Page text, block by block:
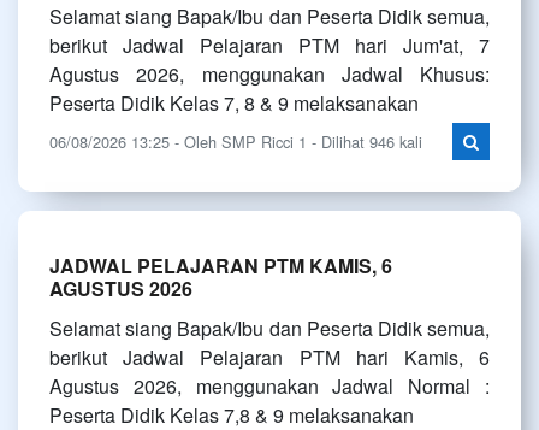
Selamat siang Bapak/Ibu dan Peserta Didik semua,
berikut Jadwal Pelajaran PTM hari Jum'at, 7
Agustus 2026, menggunakan Jadwal Khusus:
Peserta Didik Kelas 7, 8 & 9 melaksanakan
06/08/2026 13:25 - Oleh SMP Ricci 1 - Dilihat 946 kali
JADWAL PELAJARAN PTM KAMIS, 6
AGUSTUS 2026
Selamat siang Bapak/Ibu dan Peserta Didik semua,
berikut Jadwal Pelajaran PTM hari Kamis, 6
Agustus 2026, menggunakan Jadwal Normal :
Peserta Didik Kelas 7,8 & 9 melaksanakan